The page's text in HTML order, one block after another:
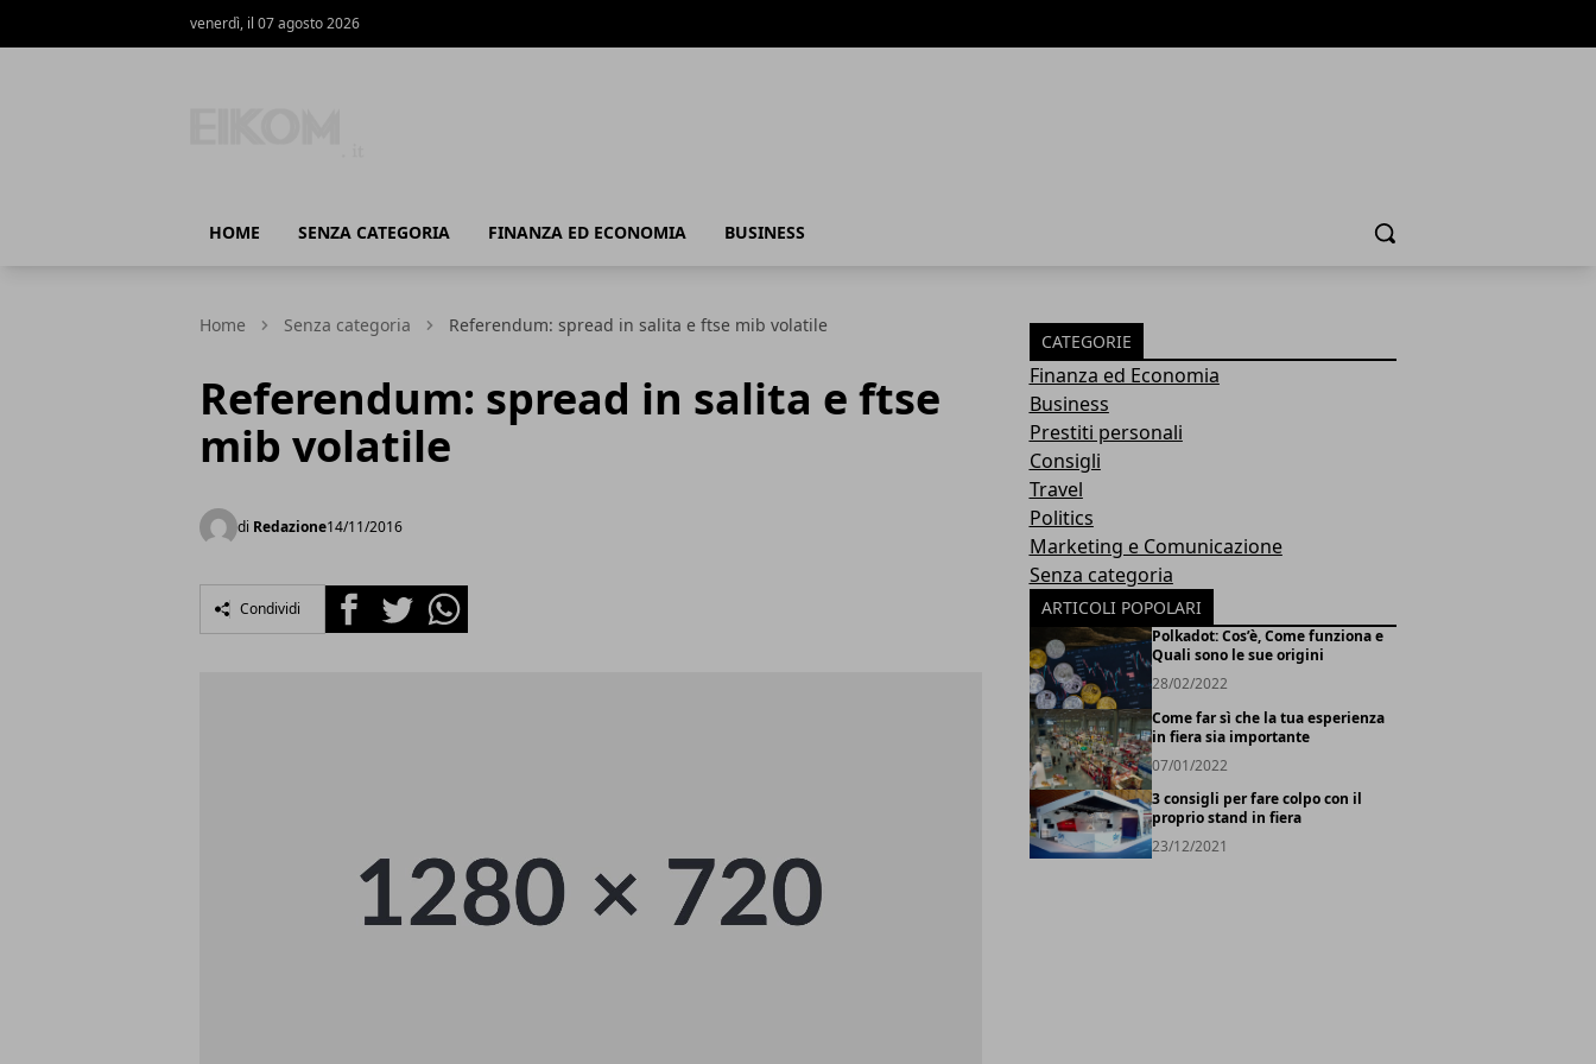
venerdì, il 07 agosto 2026
HOME SENZA CATEGORIA FINANZA ED ECONOMIA BUSINESS Cerca
Home Senza categoria Referendum: spread in salita e ftse mib volatile
Referendum: spread in salita e ftse
mib volatile
di Redazione14/11/2016
Condividi FacebookTwitterWhatsapp
CATEGORIE
Finanza ed Economia
Business
Prestiti personali
Consigli
Travel
Politics
Marketing e Comunicazione
Senza categoria
ARTICOLI POPOLARI
Polkadot: Cos’è, Come funziona e
Quali sono le sue origini
28/02/2022
Come far sì che la tua esperienza
in fiera sia importante
07/01/2022
3 consigli per fare colpo con il
proprio stand in fiera
23/12/2021